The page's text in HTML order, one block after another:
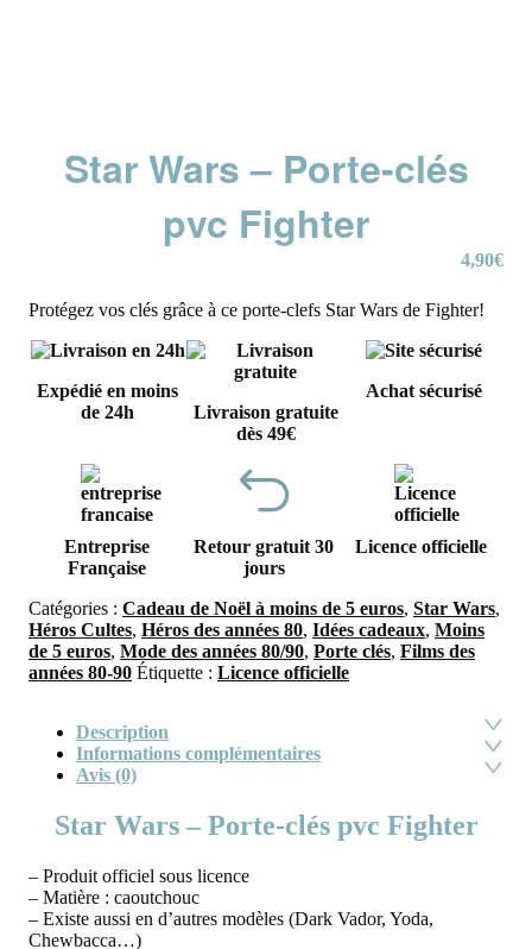
Star Wars – Porte-clés
pvc Fighter
4,90€
Protégez vos clés grâce à ce porte-clefs Star Wars de Fighter!
Expédié en moins
de 24h
Livraison gratuite
dès 49€
Achat sécurisé
Entreprise
Française
Retour gratuit 30
jours
Licence officielle
Catégories : Cadeau de Noël à moins de 5 euros, Star Wars,
Héros Cultes, Héros des années 80, Idées cadeaux, Moins
de 5 euros, Mode des années 80/90, Porte clés, Films des
années 80-90 Étiquette : Licence officielle
Description
Informations complémentaires
Avis (0)
Star Wars – Porte-clés pvc Fighter
– Produit officiel sous licence
– Matière : caoutchouc
– Existe aussi en d’autres modèles (Dark Vador, Yoda,
Chewbacca…)